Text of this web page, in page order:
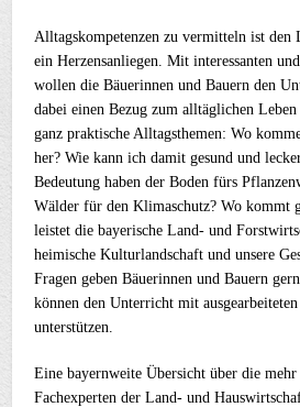
Alltagskompetenzen zu vermitteln ist den
ein Herzensanliegen. Mit interessanten
wollen die Bäuerinnen und Bauern den
dabei einen Bezug zum alltäglichen
ganz praktische Alltagsthemen: Wo
her? Wie kann ich damit gesund und
Bedeutung haben der Boden fürs
Wälder für den Klimaschutz? Wo kommt
leistet die bayerische Land- und
heimische Kulturlandschaft und unsere
Fragen geben Bäuerinnen und Bauern
können den Unterricht mit
unterstützen.
Eine bayernweite Übersicht über die
Fachexperten der Land- und